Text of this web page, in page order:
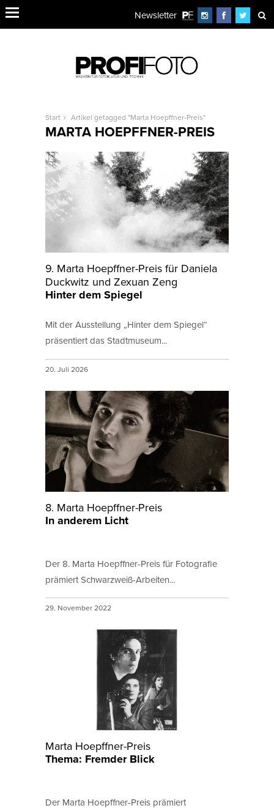
Newsletter
Start Artikel getagged "Marta Hoepffner-Preis"
MARTA HOEPFFNER-PREIS
9. Marta Hoepffner-Preis für Daniela
Duckwitz und Zexuan Zeng
Hinter dem Spiegel
Mit der Ausstellung „Hinter dem Spiegel“
präsentiert das Stadtmuseum...
20. Juli 2026
8. Marta Hoepffner-Preis
In anderem Licht
Der 8. Marta Hoepffner-Preis für Fotografie
prämiert Schwarzweiß-Arbeiten...
29. November 2022
Marta Hoepffner-Preis
Thema: Fremder Blick
Der Marta Hoepffner-Preis prämiert